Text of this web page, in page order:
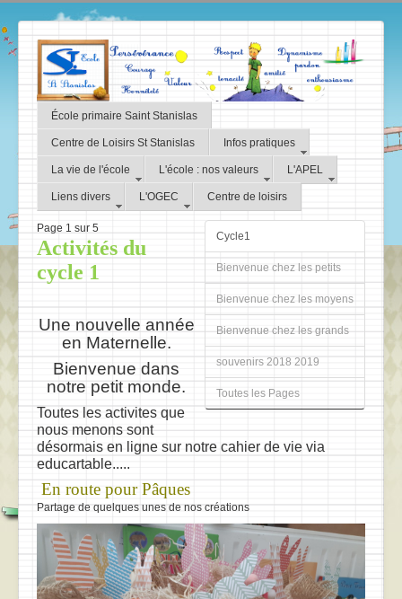
École primaire Saint Stanislas
Centre de Loisirs St Stanislas Infos pratiques
La vie de l'école L'école : nos valeurs L'APEL
Liens divers L'OGEC Centre de loisirs
Cycle1
Bienvenue chez les petits
Bienvenue chez les moyens
Bienvenue chez les grands
souvenirs 2018 2019
Toutes les Pages
Page 1 sur 5
Activités du
cycle 1
Une nouvelle année
en Maternelle.
Bienvenue dans
notre petit monde.
Toutes les activites que
nous menons sont
désormais en ligne sur notre cahier de vie via
educartable.....
En route pour Pâques
Partage de quelques unes de nos créations